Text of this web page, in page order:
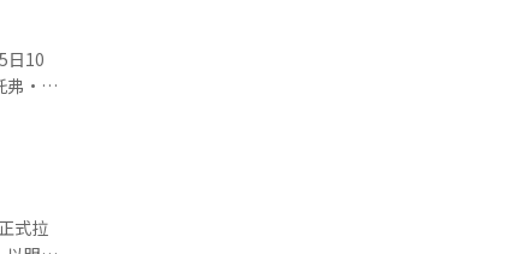
投
。通
长期
台的
这程
” 在
电影
式拉